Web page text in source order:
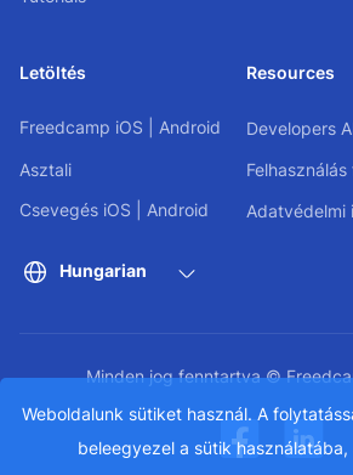
Weboldalunk sütiket használ. A
beleegyezel a sütik
Letöltés
Freedcamp iOS Android
Asztali
Csevegés iOS Android
Resources
Developers
Adatvédelmi
Minden jog fenntartva ©
Hungarian